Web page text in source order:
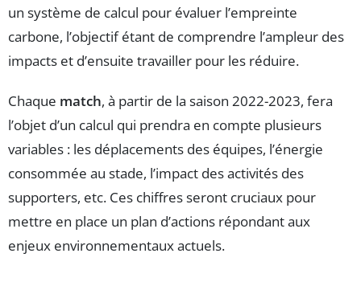
un système de calcul pour évaluer l’empreinte
carbone, l’objectif étant de comprendre l’ampleur des
impacts et d’ensuite travailler pour les réduire.
Chaque match, à partir de la saison 2022-2023, fera
l’objet d’un calcul qui prendra en compte plusieurs
variables : les déplacements des équipes, l’énergie
consommée au stade, l’impact des activités des
supporters, etc. Ces chiffres seront cruciaux pour
mettre en place un plan d’actions répondant aux
enjeux environnementaux actuels.